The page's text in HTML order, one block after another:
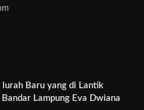
lurah Baru yang di Lantik
Lampung Eva Dwiana